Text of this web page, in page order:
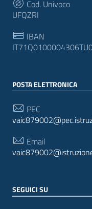
Cod. Univoco
UFQZRI
IBAN
POSTA ELETTRONICA
PEC
Email
SEGUICI SU